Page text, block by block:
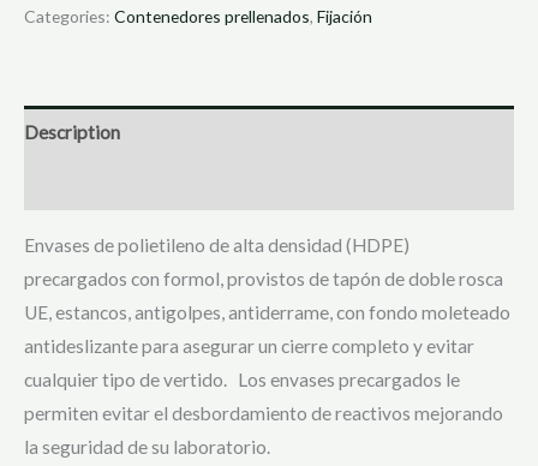
Categories: Contenedores prellenados, Fijación
Description
Envases de polietileno de alta densidad (HDPE)
precargados con formol, provistos de tapón de doble rosca
UE, estancos, antigolpes, antiderrame, con fondo moleteado
antideslizante para asegurar un cierre completo y evitar
cualquier tipo de vertido. Los envases precargados le
permiten evitar el desbordamiento de reactivos mejorando
la seguridad de su laboratorio.